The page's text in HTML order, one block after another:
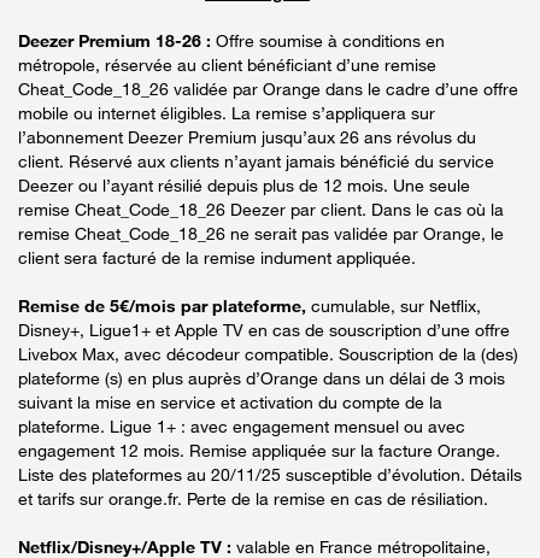
Deezer Premium 18-26 : Offre soumise à conditions en
métropole, réservée au client bénéficiant d’une remise
Cheat_Code_18_26 validée par Orange dans le cadre d’une offre
mobile ou internet éligibles. La remise s’appliquera sur
l’abonnement Deezer Premium jusqu’aux 26 ans révolus du
client. Réservé aux clients n’ayant jamais bénéficié du service
Deezer ou l’ayant résilié depuis plus de 12 mois. Une seule
remise Cheat_Code_18_26 Deezer par client. Dans le cas où la
remise Cheat_Code_18_26 ne serait pas validée par Orange, le
client sera facturé de la remise indument appliquée.
Remise de 5€/mois par plateforme, cumulable, sur Netflix,
Disney+, Ligue1+ et Apple TV en cas de souscription d’une offre
Livebox Max, avec décodeur compatible. Souscription de la (des)
plateforme (s) en plus auprès d’Orange dans un délai de 3 mois
suivant la mise en service et activation du compte de la
plateforme. Ligue 1+ : avec engagement mensuel ou avec
engagement 12 mois. Remise appliquée sur la facture Orange.
Liste des plateformes au 20/11/25 susceptible d’évolution. Détails
et tarifs sur orange.fr. Perte de la remise en cas de résiliation.
Netflix/Disney+/Apple TV : valable en France métropolitaine,